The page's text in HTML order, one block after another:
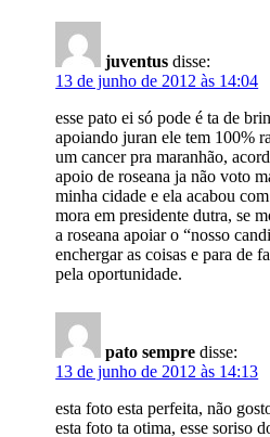
juventus disse:
13 de junho de 2012 às 14:04
esse pato ei só pode é ta de
apoiando juran ele tem 100%
um cancer pra maranhão,
apoio de roseana ja não voto
minha cidade e ela acabou
mora em presidente dutra, se
a roseana apoiar o “nosso
enchergar as coisas e para de
pela oportunidade.
pato sempre disse:
13 de junho de 2012 às 14:13
esta foto esta perfeita, não
esta foto ta otima, esse soriso